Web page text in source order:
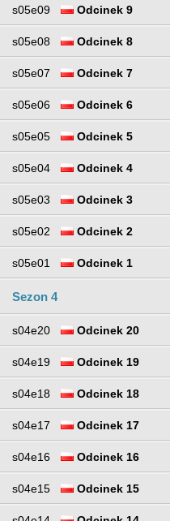
s05e09 Odcinek 9
s05e08 Odcinek 8
s05e07 Odcinek 7
s05e06 Odcinek 6
s05e05 Odcinek 5
s05e04 Odcinek 4
s05e03 Odcinek 3
s05e02 Odcinek 2
s05e01 Odcinek 1
Sezon 4
s04e20 Odcinek 20
s04e19 Odcinek 19
s04e18 Odcinek 18
s04e17 Odcinek 17
s04e16 Odcinek 16
s04e15 Odcinek 15